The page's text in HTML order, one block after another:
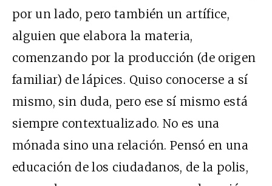
por un lado, pero también un artífice,
alguien que elabora la materia,
comenzando por la producción (de origen
familiar) de lápices. Quiso conocerse a sí
mismo, sin duda, pero ese sí mismo está
siempre contextualizado. No es una
mónada sino una relación. Pensó en una
educación de los ciudadanos, de la polis,